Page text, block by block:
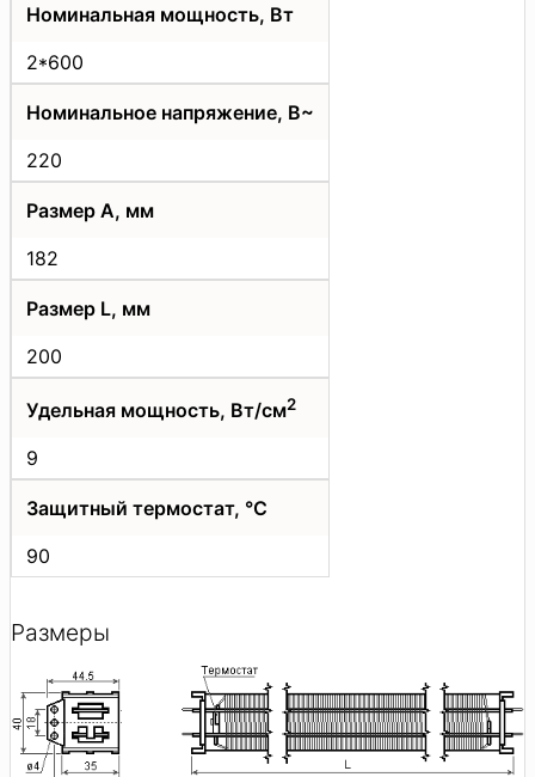
Номинальная мощность, Вт
2*600
Номинальное напряжение, В~
220
Размер А, мм
182
Размер L, мм
200
Удельная мощность, Вт/см2
9
Защитный термостат, °C
90
Размеры